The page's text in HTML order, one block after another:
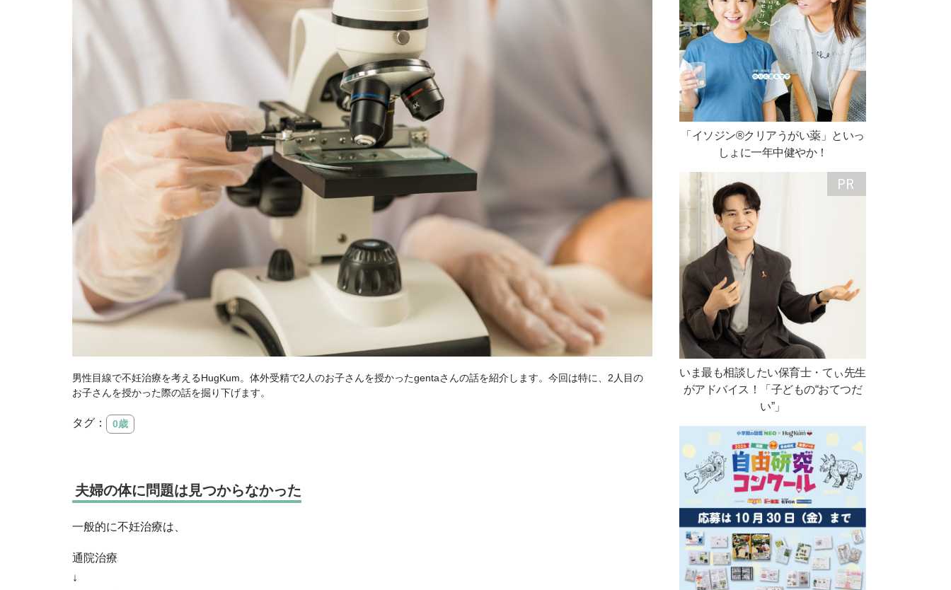
男性目線で不妊治療を考えるHugKum。体外受精で2人のお子さんを授かったgentaさんの話を紹介します。今回は特に、2人目の
お子さんを授かった際の話を掘り下げます。
タグ： 0歳
夫婦の体に問題は見つからなかった
一般的に不妊治療は、
通院治療
↓
「イソジン®クリアうがい薬」といっ
しょに一年中健やか！
いま最も相談したい保育士・てぃ先生
がアドバイス！「子どもの“おてつだ
い”」